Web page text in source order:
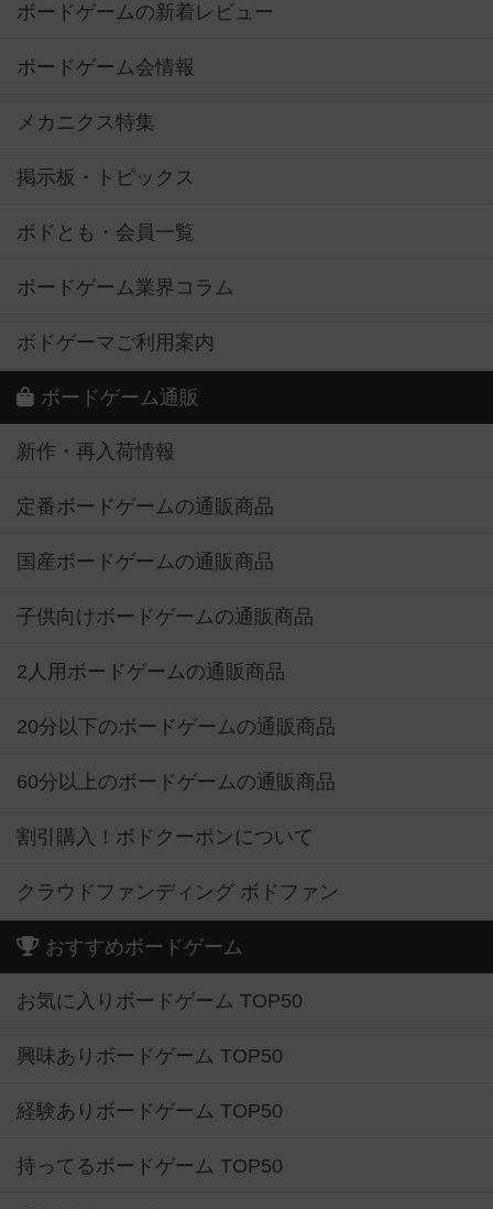
ボードゲームの新着レビュー
ボードゲーム会情報
メカニクス特集
掲示板・トピックス
ボドとも・会員一覧
ボードゲーム業界コラム
ボドゲーマご利用案内
ボードゲーム通販
新作・再入荷情報
定番ボードゲームの通販商品
国産ボードゲームの通販商品
子供向けボードゲームの通販商品
2人用ボードゲームの通販商品
20分以下のボードゲームの通販商品
60分以上のボードゲームの通販商品
割引購入！ボドクーポンについて
クラウドファンディング ボドファン
おすすめボードゲーム
お気に入りボードゲーム TOP50
興味ありボードゲーム TOP50
経験ありボードゲーム TOP50
持ってるボードゲーム TOP50